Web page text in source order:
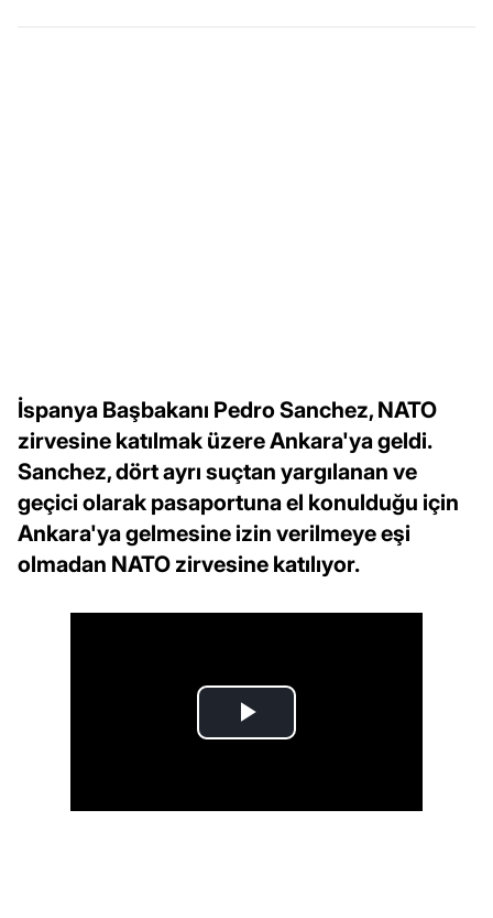
İspanya Başbakanı Pedro Sanchez, NATO
zirvesine katılmak üzere Ankara'ya geldi.
Sanchez, dört ayrı suçtan yargılanan ve
geçici olarak pasaportuna el konulduğu için
Ankara'ya gelmesine izin verilmeye eşi
olmadan NATO zirvesine katılıyor.